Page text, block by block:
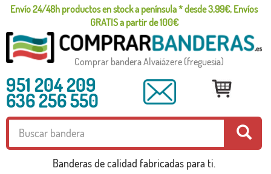
Envío 24/48h productos en stock a península * desde 3,99€, Envíos
GRATIS a partir de 100€
Comprar bandera Alvaiázere (freguesia)
951 204 209
636 256 550
Banderas de calidad fabricadas para ti.